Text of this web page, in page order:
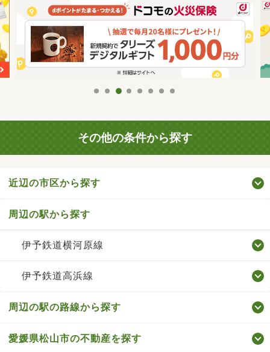
その他の条件から探す
近辺の市区から探す
周辺の駅から探す
伊予鉄道横河原線
伊予鉄道高浜線
周辺の駅の路線から探す
愛媛県松山市の不動産を探す